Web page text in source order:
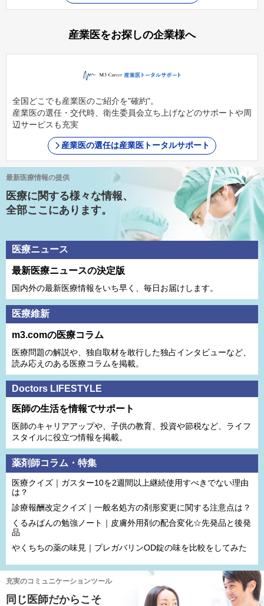
産業医をお探しの企業様へ
全国どこでも産業医のご紹介を"確約"。
産業医の選任・交代時、衛生委員会立ち上げなどのサポートや周
辺サービスも充実
産業医の選任は産業医トータルサポート
最新医療情報の提供
医療に関する様々な情報、
全部ここにあります。
医療ニュース
最新医療ニュースの決定版
国内外の最新医療情報をいち早く、毎日お届けします。
医療維新
m3.comの医療コラム
医療問題の解説や、独⾃取材を敢⾏した独占インタビューなど、
読み応えのある医療コラムを掲載。
Doctors LIFESTYLE
医師の生活を情報でサポート
医師のキャリアアップや、子供の教育、投資や節税など、ライフ
スタイルに役立つ情報を掲載。
薬剤師コラム・特集
医療クイズ｜ガスター10を2週間以上継続使用すべきでない理由
は？
診療報酬改定クイズ｜一般名処方の剤形変更に関する注意点は？
くるみぱんの勉強ノート｜皮膚外用剤の配合変化☆先発品と後発
品
やくちちの薬の味見｜プレガバリンOD錠の味を比較をしてみた
充実のコミュニケーションツール
同じ医師だからこそ